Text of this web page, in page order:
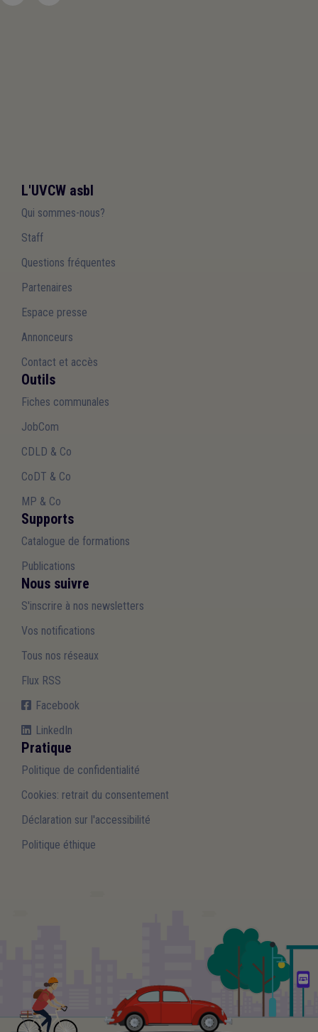
L'UVCW asbl
Qui sommes-nous?
Staff
Questions fréquentes
Partenaires
Espace presse
Annonceurs
Contact et accès
Outils
Fiches communales
JobCom
CDLD & Co
CoDT & Co
MP & Co
Supports
Catalogue de formations
Publications
Nous suivre
S'inscrire à nos newsletters
Vos notifications
Tous nos réseaux
Flux RSS
Facebook
LinkedIn
Pratique
Politique de confidentialité
Cookies: retrait du consentement
Déclaration sur l'accessibilité
Politique éthique